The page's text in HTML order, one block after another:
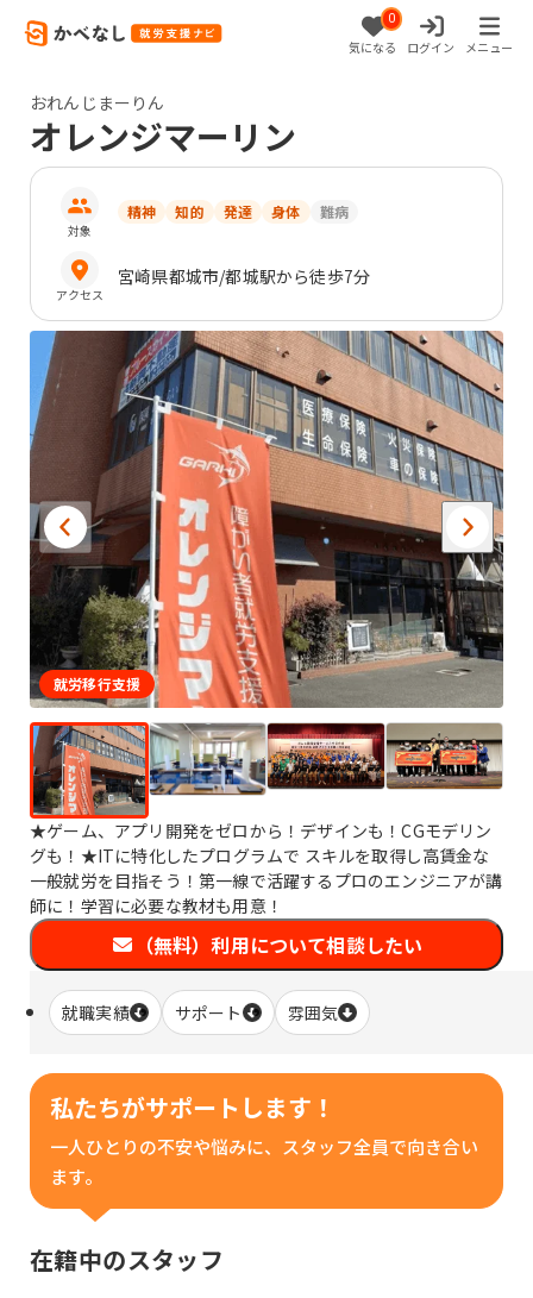
0
気になる ログイン メニュー
おれんじまーりん
オレンジマーリン
対象
精神 知的 発達 身体 難病
アクセス
宮崎県都城市/都城駅から徒歩7分
就労移行支援
★ゲーム、アプリ開発をゼロから！デザインも！CGモデリン
グも！★ITに特化したプログラムで スキルを取得し高賃金な
一般就労を目指そう！第一線で活躍するプロのエンジニアが講
師に！学習に必要な教材も用意！
（無料）利用について相談したい
就職実績 サポート 雰囲気
私たちがサポートします！
一人ひとりの不安や悩みに、スタッフ全員で向き合い
ます。
在籍中のスタッフ